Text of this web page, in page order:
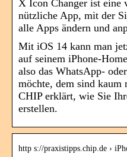
X Icon Changer ist eine
nützliche App, mit der
alle Apps ändern und
Mit iOS 14 kann man
auf seinem iPhone-
also das WhatsApp-
möchte, dem sind kaum
CHIP erklärt, wie Sie
erstellen.
http s://praxistipps.chip.de ›